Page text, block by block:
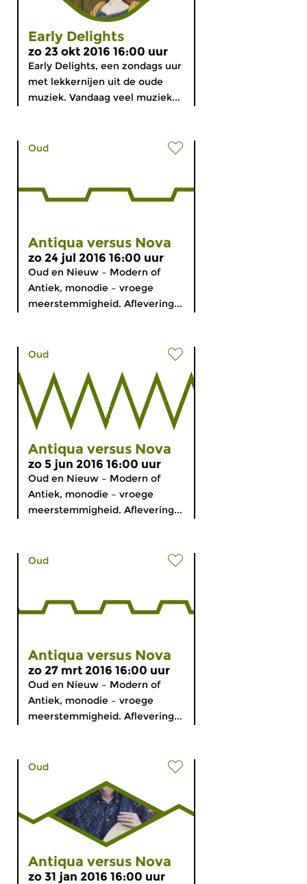
Early Delights
zo 23 okt 2016 16:00 uur
Early Delights, een zondags uur
met lekkernijen uit de oude
muziek. Vandaag veel muziek...
Oud
Antiqua versus Nova
zo 24 jul 2016 16:00 uur
Oud en Nieuw – Modern of
Antiek, monodie – vroege
meerstemmigheid. Aflevering...
Oud
Antiqua versus Nova
zo 5 jun 2016 16:00 uur
Oud en Nieuw – Modern of
Antiek, monodie – vroege
meerstemmigheid. Aflevering...
Oud
Antiqua versus Nova
zo 27 mrt 2016 16:00 uur
Oud en Nieuw – Modern of
Antiek, monodie – vroege
meerstemmigheid. Aflevering...
Oud
Antiqua versus Nova
zo 31 jan 2016 16:00 uur